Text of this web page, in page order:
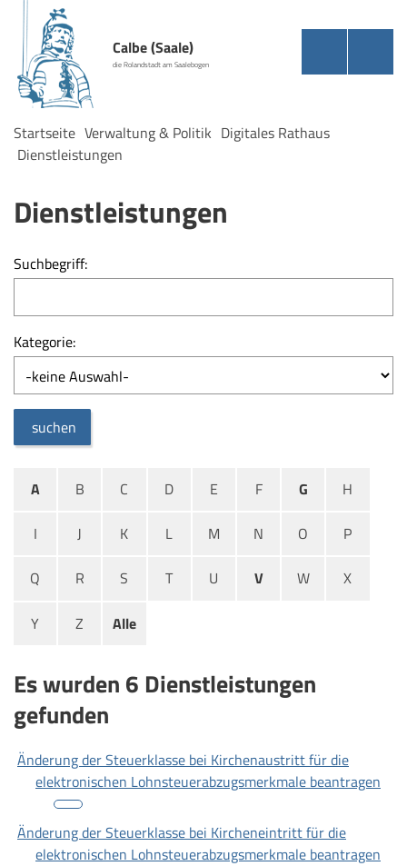
Calbe (Saale)
die Rolandstadt am Saalebogen
Startseite Verwaltung & Politik Digitales Rathaus
Dienstleistungen
Dienstleistungen
Suchbegriff:
Kategorie:
suchen
A B C D E F G H
I J K L M N O P
Q R S T U V W X
Y Z Alle
Es wurden 6 Dienstleistungen
gefunden
Änderung der Steuerklasse bei Kirchenaustritt für die
elektronischen Lohnsteuerabzugsmerkmale beantragen
Änderung der Steuerklasse bei Kircheneintritt für die
elektronischen Lohnsteuerabzugsmerkmale beantragen